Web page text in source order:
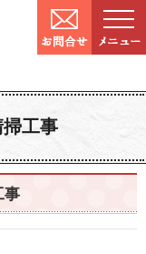
工事
手がける工務店なら当社へ
総業
事
ホーム宮城県仙台市